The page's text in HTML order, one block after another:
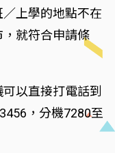
上學的地點不在
就符合申請條
以直接打電話到
，分機7280至